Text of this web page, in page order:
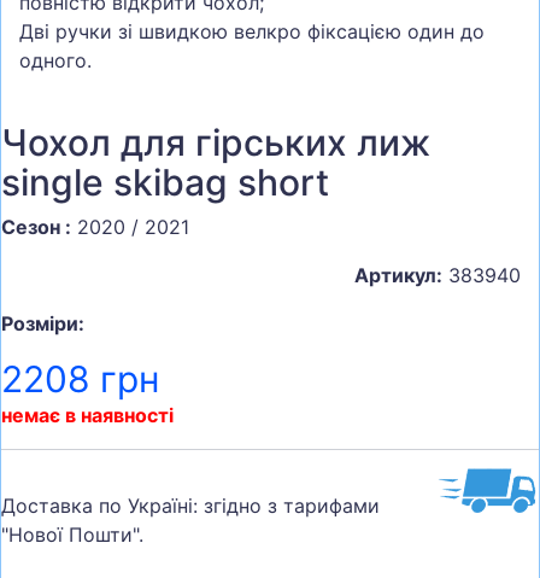
Дві ручки зі швидкою велкро фіксацією один до
одного.
Чохол для гірських лиж
single skibag short
Сезон : 2020 / 2021
Артикул: 383940
Розміри:
2208 грн
немає в наявності
Доставка по Україні: згідно з тарифами
"Нової Пошти".